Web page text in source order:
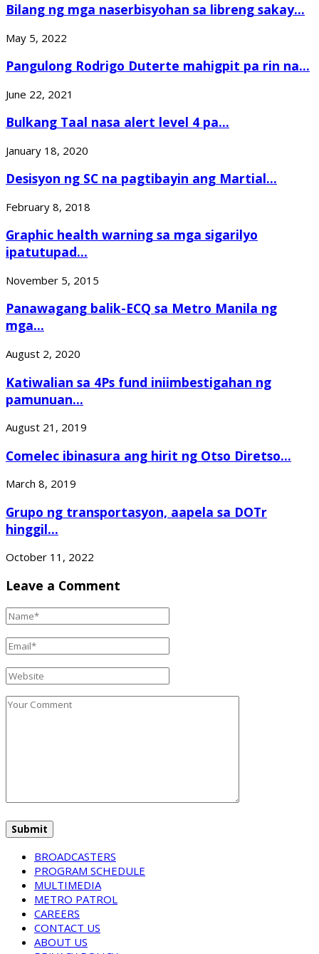
Bilang ng mga naserbisyohan sa libreng sakay...
May 5, 2022
Pangulong Rodrigo Duterte mahigpit pa rin na...
June 22, 2021
Bulkang Taal nasa alert level 4 pa...
January 18, 2020
Desisyon ng SC na pagtibayin ang Martial...
February 8, 2018
Graphic health warning sa mga sigarilyo
ipatutupad...
November 5, 2015
Panawagang balik-ECQ sa Metro Manila ng
mga...
August 2, 2020
Katiwalian sa 4Ps fund iniimbestigahan ng
pamunuan...
August 21, 2019
Comelec ibinasura ang hirit ng Otso Diretso...
March 8, 2019
Grupo ng transportasyon, aapela sa DOTr
hinggil...
October 11, 2022
Leave a Comment
BROADCASTERS
PROGRAM SCHEDULE
MULTIMEDIA
METRO PATROL
CAREERS
CONTACT US
ABOUT US